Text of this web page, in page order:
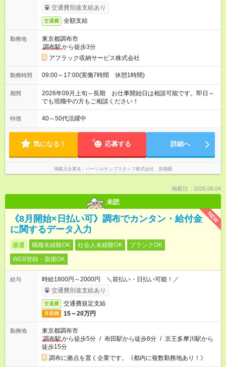
交通費別途支給あり
交通費 全額支給
勤務地
東京都調布市
調布駅から徒歩3分
アフラック収納サービス株式会社
勤務時間 09:00～17:00(実働7時間 休憩1時間)
期間
2026年09月上旬～長期 お仕事開始日は相談可能です。即日～
でも現職中の方もご相談ください！
特徴 40～50代活躍中
気になる！ 応募する 詳細へ
掲載元企業名 パーソルテンプスタッフ株式会社 首都圏
掲載日：2026.08.04
未読
NEW
《8月開始×日払い可》調布でカンタン・給付金
に関するデータ入力
派遣 職種未経験OK 社会人未経験OK
ブランクOK
WEB登録・面接OK
給与
時給1800円～2000円 ＼前払い・日払い可能！／
交通費別途支給あり
交通費 交通費規定支給
月収例 15～20万円
勤務地
東京都調布市
調布駅から徒歩5分 / 布田駅から徒歩8分 / 京王多摩川駅から
徒歩15分
調布に拠点を置く企業です。《都内に複数勤務地あり！》